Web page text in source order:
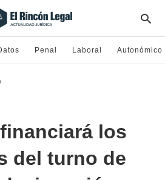
Penal Laboral Autonómico
los
del turno de